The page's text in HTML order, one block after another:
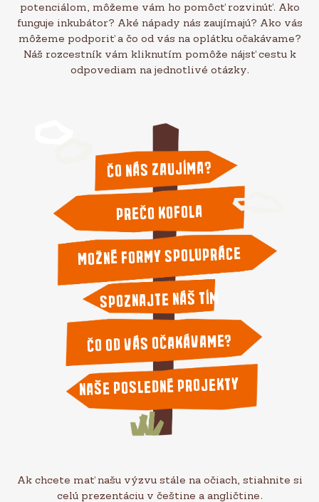
potenciálom, môžeme vám ho pomôcť rozvinúť. Ako
funguje inkubátor? Aké nápady nás zaujímajú? Ako vás
môžeme podporiť a čo od vás na oplátku očakávame?
Náš rozcestník vám kliknutím pomôže nájsť cestu k
odpovediam na jednotlivé otázky.
Čo nás zaujíma?
Prečo Kofola
Možné formy spolupráce
Spoznajte náš tím
Čo od vás očakávame?
Naše posledné projekty
Ak chcete mať našu výzvu stále na očiach, stiahnite si
celú prezentáciu v češtine a angličtine.